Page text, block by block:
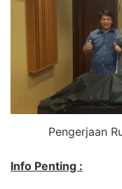
Pengerjaan
Info Penting :